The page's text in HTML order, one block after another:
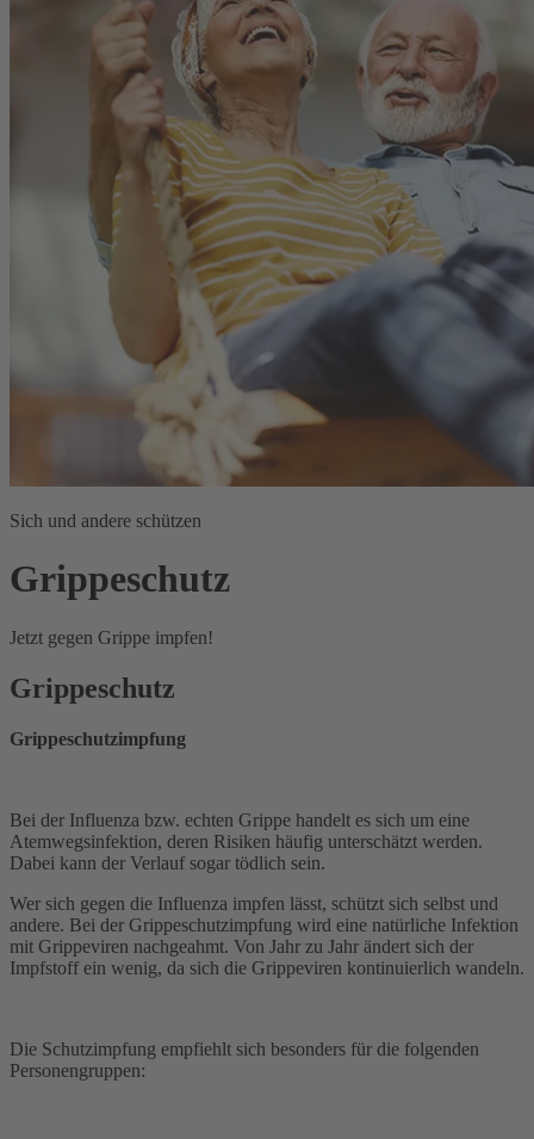
Sich und andere schützen
Grippeschutz
Jetzt gegen Grippe impfen!
Grippeschutz
Grippeschutzimpfung
Bei der Influenza bzw. echten Grippe handelt es sich um eine
Atemwegsinfektion, deren Risiken häufig unterschätzt werden.
Dabei kann der Verlauf sogar tödlich sein.
Wer sich gegen die Influenza impfen lässt, schützt sich selbst und
andere. Bei der Grippeschutzimpfung wird eine natürliche Infektion
mit Grippeviren nachgeahmt. Von Jahr zu Jahr ändert sich der
Impfstoff ein wenig, da sich die Grippeviren kontinuierlich wandeln.
Die Schutzimpfung empfiehlt sich besonders für die folgenden
Personengruppen: